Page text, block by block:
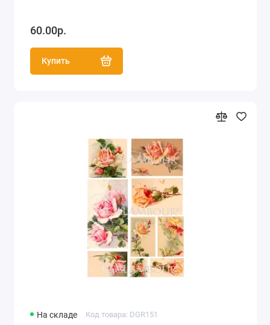
60.00р.
Купить
На складе Код товара: DGR151